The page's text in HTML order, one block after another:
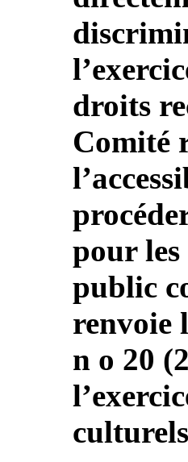
droits
Comité
pour les
public
renvoie
n o 20